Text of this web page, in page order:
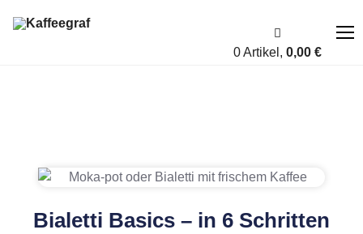
0 Artikel, 0,00 €
Fairness
Bialetti Basics – in 6 Schritten